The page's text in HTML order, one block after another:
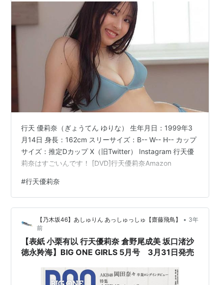
行天 優莉奈（ぎょうてん ゆりな） 生年月日：1999年3
月14日 身長：162cm スリーサイズ：B-- W-- H-- カップ
サイズ：推定Dカップ X（旧Twitter） Instagram 行天優
莉奈はすごいんです！ [DVD]行天優莉奈Amazon
#行天優莉奈
【乃木坂46】あしゅりん あっしゅっしゅ【齋藤飛鳥】 • 3年
前
【表紙 小栗有以 行天優莉奈 倉野尾成美 坂口渚沙
徳永羚海】BIG ONE GIRLS 5月号 3月31日発売